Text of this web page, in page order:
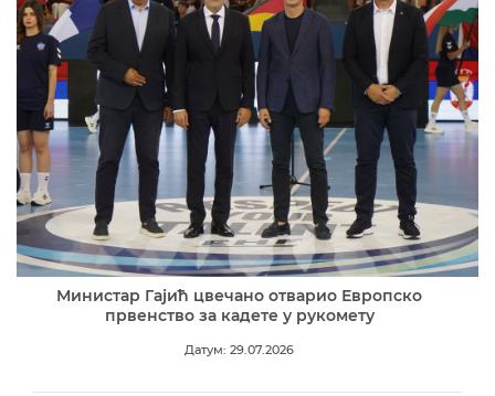
Министар Гајић цвечано отварио Европско
првенство за кадете у рукомету
Датум: 29.07.2026